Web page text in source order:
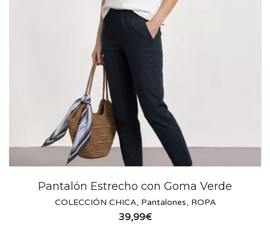
Pantalón Estrecho con Goma Verde
COLECCIÓN CHICA, Pantalones, ROPA
39,99€